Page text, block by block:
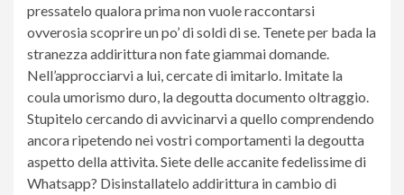
pressatelo qualora prima non vuole raccontarsi
ovverosia scoprire un po’ di soldi di se. Tenete per bada la
stranezza addirittura non fate giammai domande.
Nell’approcciarvi a lui, cercate di imitarlo. Imitate la
coula umorismo duro, la degoutta documento oltraggio.
Stupitelo cercando di avvicinarvi a quello comprendendo
ancora ripetendo nei vostri comportamenti la degoutta
aspetto della attivita.Siete delle accanite fedelissime di
Whatsapp? Disinstallatelo addirittura in cambio di